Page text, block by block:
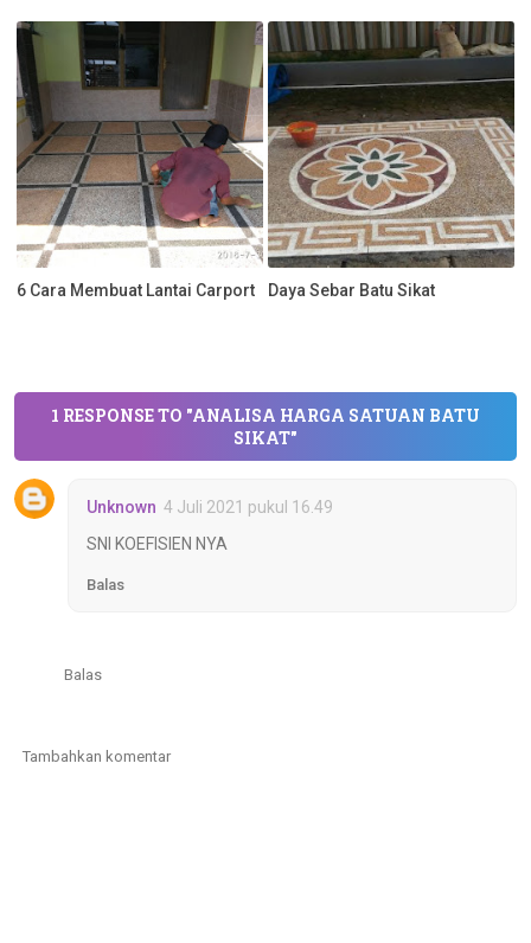
6 Cara Membuat Lantai Carport Daya Sebar Batu Sikat
1 RESPONSE TO "ANALISA HARGA SATUAN BATU
SIKAT"
Unknown 4 Juli 2021 pukul 16.49
SNI KOEFISIEN NYA
Balas
Balas
Tambahkan komentar